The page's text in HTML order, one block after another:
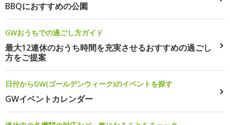
BBQにおすすめの公園
GWおうちでの過ごし方ガイド
最大12連休のおうち時間を充実させるおすすめの過ごし
方をご提案
日付からGW(ゴールデンウィーク)のイベントを探す
GWイベントカレンダー